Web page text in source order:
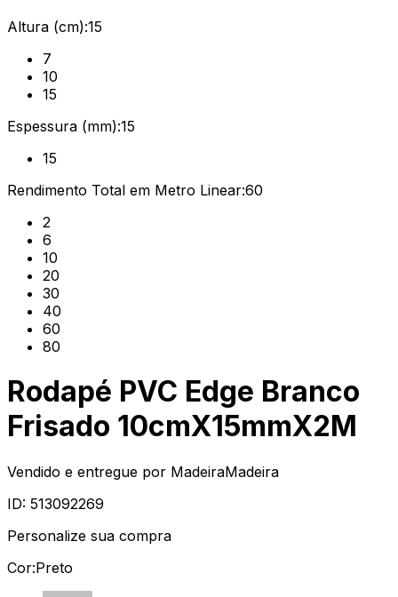
Altura (cm):15
7
10
15
Espessura (mm):15
15
Rendimento Total em Metro Linear:60
2
6
10
20
30
40
60
80
Rodapé PVC Edge Branco
Frisado 10cmX15mmX2M
Vendido e entregue por MadeiraMadeira
ID: 513092269
Personalize sua compra
Cor:Preto